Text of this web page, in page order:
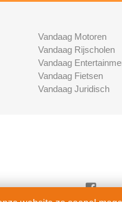
Vandaag Motoren
Vandaag Rijscholen
Vandaag
Vandaag Fietsen
Vandaag Juridisch